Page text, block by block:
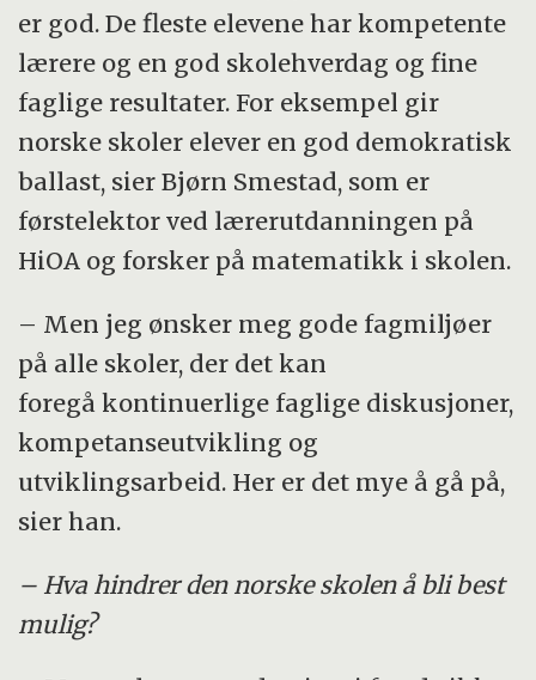
er god. De fleste elevene har kompetente
lærere og en god skolehverdag og fine
faglige resultater. For eksempel gir
norske skoler elever en god demokratisk
ballast, sier Bjørn Smestad, som er
førstelektor ved lærerutdanningen på
HiOA og forsker på matematikk i skolen.
– Men jeg ønsker meg gode fagmiljøer
på alle skoler, der det kan
foregå kontinuerlige faglige diskusjoner,
kompetanseutvikling og
utviklingsarbeid. Her er det mye å gå på,
sier han.
– Hva hindrer den norske skolen å bli best
mulig?